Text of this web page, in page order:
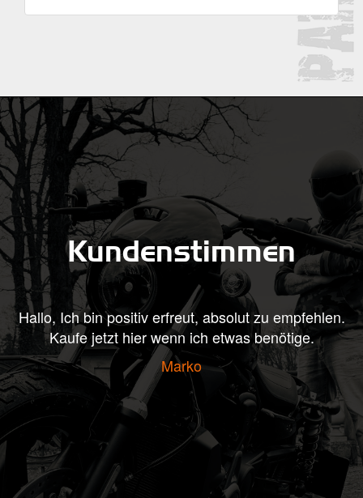
Kundenstimmen
Hallo, Ich bin positiv erfreut, absolut zu empfehlen.
Kaufe jetzt hier wenn ich etwas benötige.
Marko